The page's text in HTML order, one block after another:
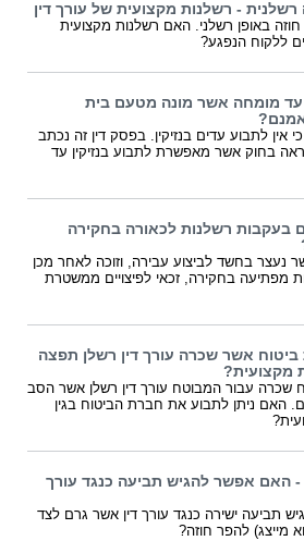
רשלנית - רשלנות מקצועית של עורך דין
חוזה באופן רשלני. האם רשלנות מקצועית
ללקוח הנפגע?
עד מומחה אשר מונה מטעם בית
אין לתבוע עדים בנזיקין. בפסק דין זה נכתב
בחוק אשר מאפשרת לתבוע בנזיקין עד
בעקבות רשלנות לכאורה בחקירה
נעצר בחשד לביצוע עבירה, וזוכה לאחר מכן
מפתיעה בחקירה, זכאי לפיצויים ממשטרת
אשר שכרה עורך דין רשלן תפצה
מקצועית?
שכרה עבור המבוטח עורך דין רשלן אשר הסב
האם ניתן לתבוע את חברת הביטוח בגין
- האם אפשר להגיש תביעה כנגד עורך
תביעה ישירה כנגד עורך דין אשר גרם לצד
מייצג) להפר חוזה?